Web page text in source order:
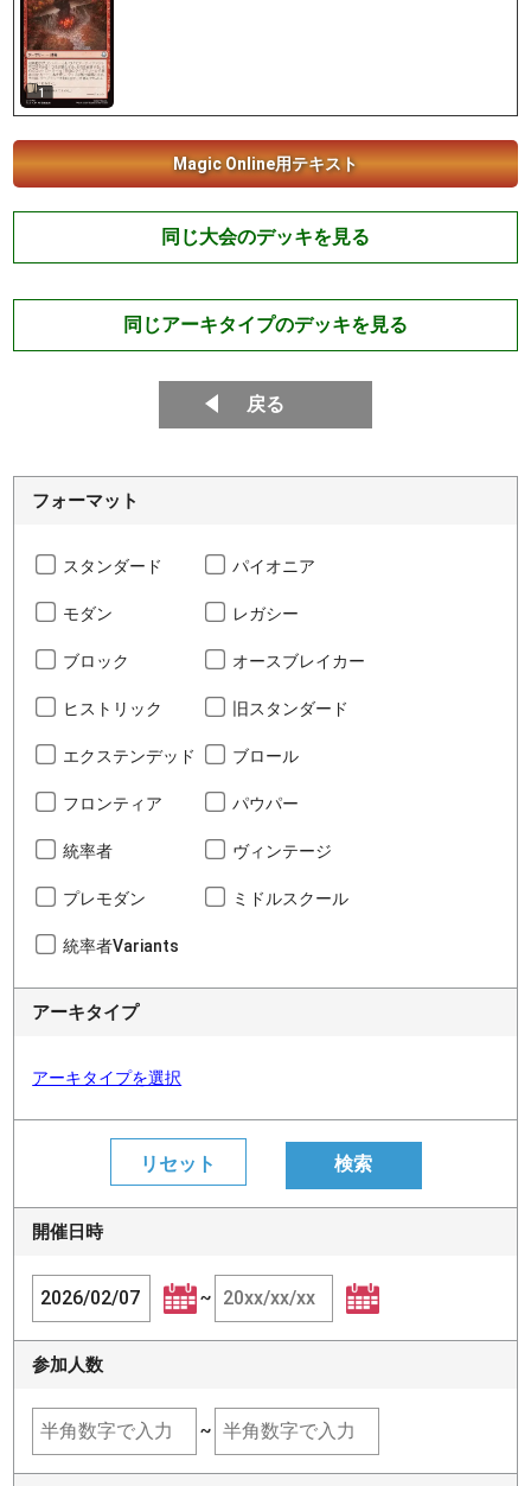
1
Magic Online用テキスト
同じ大会のデッキを見る
同じアーキタイプのデッキを見る
戻る
フォーマット
スタンダード パイオニア
モダン レガシー
ブロック オースブレイカー
ヒストリック 旧スタンダード
エクステンデッド ブロール
フロンティア パウパー
統率者 ヴィンテージ
プレモダン ミドルスクール
統率者Variants
アーキタイプ
アーキタイプを選択
開催日時
~
参加人数
~